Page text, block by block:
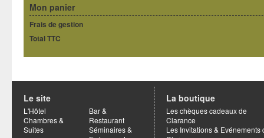
Mon panier
Frais de gestion
Total TTC
Le site
L'Hôtel
Chambres &
Suites
Bar &
Restaurant
Séminaires &
La boutique
Les chèques cadeaux de
Clarance
Les Invitations & Evénements